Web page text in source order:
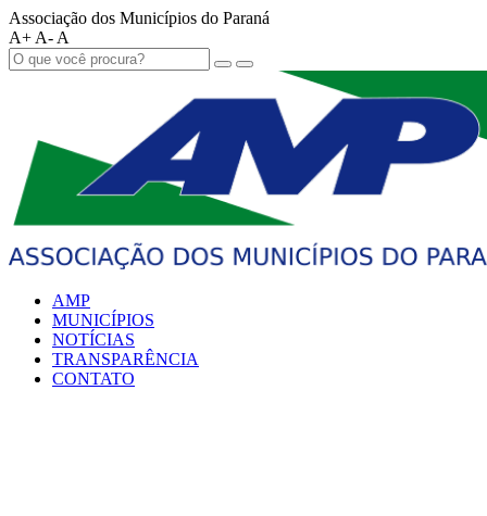
Associação dos Municípios do Paraná
A+ A- A
AMP
MUNICÍPIOS
NOTÍCIAS
TRANSPARÊNCIA
CONTATO